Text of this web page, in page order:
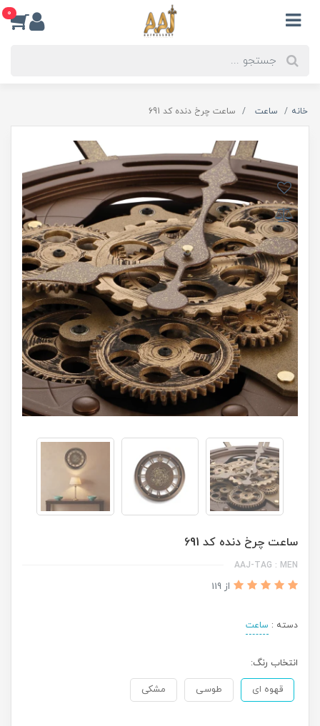
0
خانه ساعت ساعت چرخ دنده کد 691
ساعت چرخ دنده کد 691
AAJ-TAG : MEN
از 119
دسته : ساعت
انتخاب رنگ:
قهوه ای طوسی مشکی